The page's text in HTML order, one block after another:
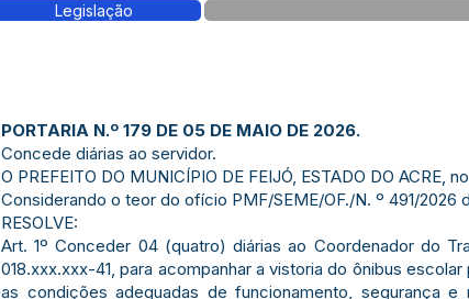
Legislação
PORTARIA N.º 179 DE 05 DE MAIO DE 2026.
Concede diárias ao servidor.
O PREFEITO DO MUNICÍPIO DE FEIJÓ, ESTADO DO
Considerando o teor do ofício PMF/SEME/OF./N. º 491/
RESOLVE:
Art. 1º Conceder 04 (quatro) diárias ao Coordenador do
018.xxx.xxx-41, para acompanhar a vistoria do ônibus
as condições adequadas de funcionamento, segurança